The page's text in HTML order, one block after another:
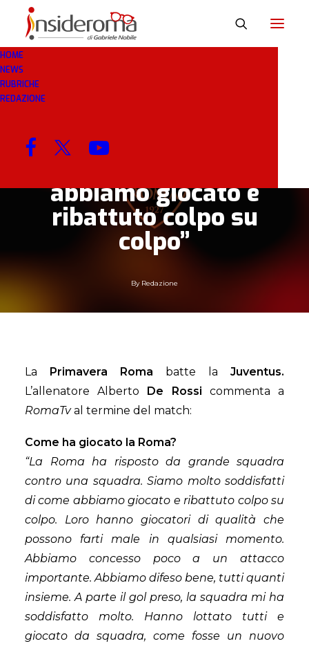
HOME
NEWS
RUBRICHE
REDAZIONE
12 GEN 2019
“Siamo molto
abbiamo giocato e
ribattuto colpo su
colpo”
By Redazione
La Primavera Roma batte la Juventus.
L’allenatore Alberto De Rossi commenta a
RomaTval termine del match:
Come ha giocato la Roma?
“La Roma ha risposto da grande squadra
contro una squadra. Siamo molto soddisfatti
di come abbiamo giocato e ribattuto colpo su
colpo. Loro hanno giocatori di qualità che
possono farti male in qualsiasi momento.
Abbiamo concesso poco a un attacco
importante. Abbiamo difeso bene, tutti quanti
insieme. A parte il gol preso, la squadra mi ha
soddisfatto molto. Hanno lottato tutti e
giocato da squadra, come fosse un nuovo